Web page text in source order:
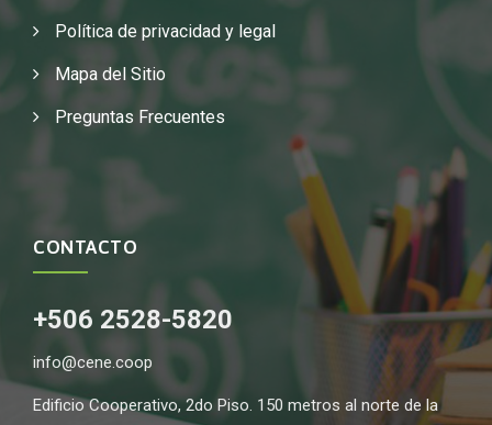
Política de privacidad y legal
Mapa del Sitio
Preguntas Frecuentes
CONTACTO
+506 2528-5820
info@cene.coop
Edificio Cooperativo, 2do Piso. 150 metros al norte de la